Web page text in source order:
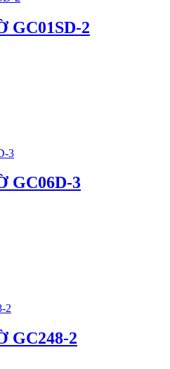
GC01SD-2
GC06D-3
GC248-2